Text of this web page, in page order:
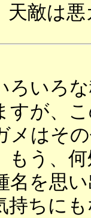
天敵は
ろいろ
すが、
メはそ
もう、
名を思
持ちに